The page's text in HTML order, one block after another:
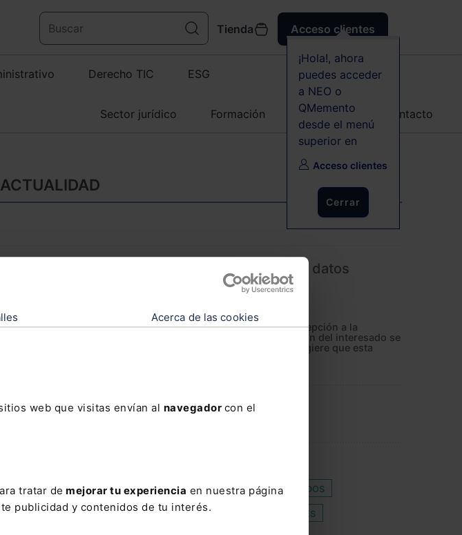
Acerca de las cookies
web que visitas envían al navegador con el
tratar de mejorar tu experiencia en nuestra página
publicidad y contenidos de tu interés.
Tienda Acceso clientes
¡Hola!, ahora
puedes acceder
a NEO o
QMemento
desde el menú
superior en
Acceso clientes
Cerrar
Derecho TIC ESG
Sector jurídico Formación Agenda Contacto
¿Hacia un libre tránsito internacional de los datos
biomédicos de los ciudadanos de la UE?
La Organización mundial de la salud propone que esta excepción a la
transacción internacional de datos médicos sin autorización del interesado se
haga extensiva a todo dato biomédico y en el horizonte sugiere que esta
MATERNIDAD CONSEJERO DE DIRECCION DATOS CIFRADOS
FUE RYUK IMPUESTO SOBRE SOCIEDADES JURISDICCIONES